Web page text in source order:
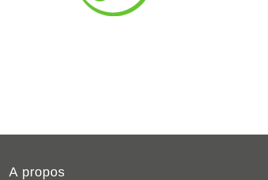
A propos